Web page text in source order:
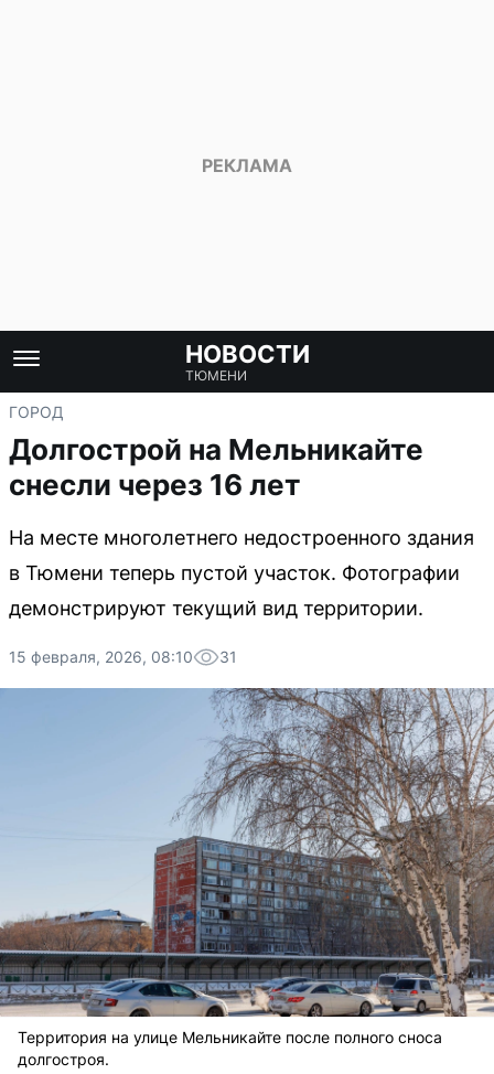
НОВОСТИ
ТЮМЕНИ
ГОРОД
Долгострой на Мельникайте
снесли через 16 лет
На месте многолетнего недостроенного здания
в Тюмени теперь пустой участок. Фотографии
демонстрируют текущий вид территории.
15 февраля, 2026, 08:10 31
Территория на улице Мельникайте после полного сноса
долгостроя.